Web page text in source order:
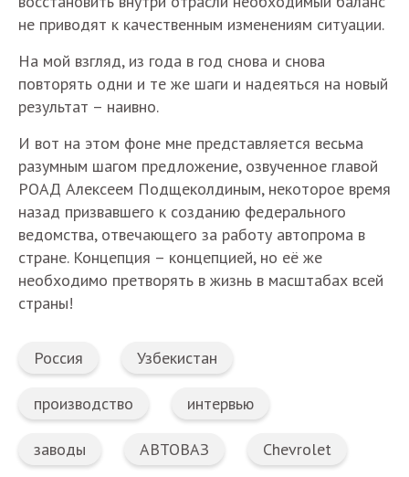
не приводят к качественным изменениям ситуации.
На мой взгляд, из года в год снова и снова
повторять одни и те же шаги и надеяться на новый
результат – наивно.
И вот на этом фоне мне представляется весьма
разумным шагом предложение, озвученное главой
РОАД Алексеем Подщеколдиным, некоторое время
назад призвавшего к созданию федерального
ведомства, отвечающего за работу автопрома в
стране. Концепция – концепцией, но её же
необходимо претворять в жизнь в масштабах всей
страны!
Россия Узбекистан
производство интервью
заводы АВТОВАЗ Chevrolet